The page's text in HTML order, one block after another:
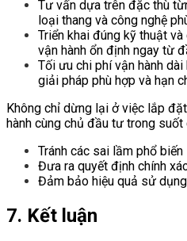
Tư vấn dựa trên đặc thù
loại thang và công nghệ
Triển khai đúng kỹ thuật
vận hành ổn định ngay từ
Tối ưu chi phí vận hành
giải pháp phù hợp và hạn
Không chỉ dừng lại ở việc lắp
hành cùng chủ đầu tư trong suốt
Tránh các sai lầm phổ biến
Đưa ra quyết định chính
Đảm bảo hiệu quả sử
7. Kết luận